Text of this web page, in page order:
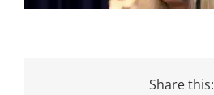
Share this: